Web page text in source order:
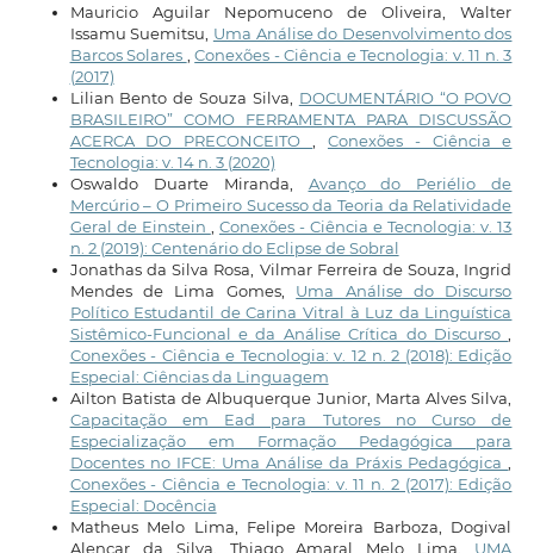
Mauricio Aguilar Nepomuceno de Oliveira, Walter
Issamu Suemitsu, Uma Análise do Desenvolvimento dos
Barcos Solares
,Conexões - Ciência e Tecnologia: v. 11 n. 3
(2017)
Lilian Bento de Souza Silva, DOCUMENTÁRIO “O POVO
BRASILEIRO” COMO FERRAMENTA PARA DISCUSSÃO
ACERCA DO PRECONCEITO
Conexões - Ciência e
Tecnologia: v. 14 n. 3 (2020)
Oswaldo Duarte Miranda, Avanço do Periélio de
Mercúrio – O Primeiro Sucesso da Teoria da Relatividade
Geral de Einstein
Conexões - Ciência e Tecnologia: v. 13
n. 2 (2019): Centenário do Eclipse de Sobral
Jonathas da Silva Rosa, Vilmar Ferreira de Souza, Ingrid
Mendes de Lima Gomes, Uma Análise do Discurso
Político Estudantil de Carina Vitral à Luz da Linguística
Sistêmico-Funcional e da Análise Crítica do Discurso
Conexões - Ciência e Tecnologia: v. 12 n. 2 (2018): Edição
Especial: Ciências da Linguagem
Ailton Batista de Albuquerque Junior, Marta Alves Silva,
Capacitação em Ead para Tutores no Curso de
Especialização em Formação Pedagógica para
Docentes no IFCE: Uma Análise da Práxis Pedagógica
Conexões - Ciência e Tecnologia: v. 11 n. 2 (2017): Edição
Especial: Docência
Matheus Melo Lima, Felipe Moreira Barboza, Dogival
Alencar da Silva, Thiago Amaral Melo Lima, UMA